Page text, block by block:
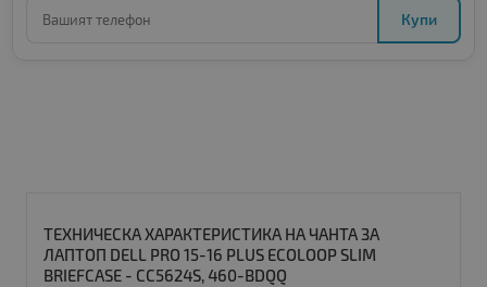
Купи
ТЕХНИЧЕСКА ХАРАКТЕРИСТИКА НА ЧАНТА ЗА
ЛАПТОП DELL PRO 15-16 PLUS ECOLOOP SLIM
BRIEFCASE - CC5624S, 460-BDQQ